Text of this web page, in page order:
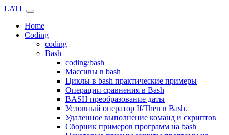
LATL
Home
Coding
coding
Bash
coding/bash
Массивы в bash
Циклы в bash практические примеры
Операции сравнения в Bash
BASH преобразование даты
Условный оператор If/Then в Bash.
Удаленное выполнение команд и скриптов
Сборник примеров программ на bash